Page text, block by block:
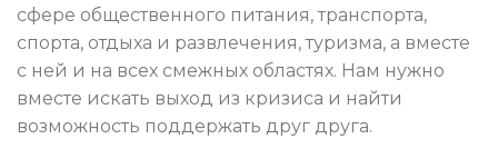
сфере общественного питания, транспорта,
спорта, отдыха и развлечения, туризма, а вместе
с ней и на всех смежных областях. Нам нужно
вместе искать выход из кризиса и найти
возможность поддержать друг друга.